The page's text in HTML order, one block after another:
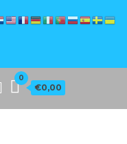
0
€0,00